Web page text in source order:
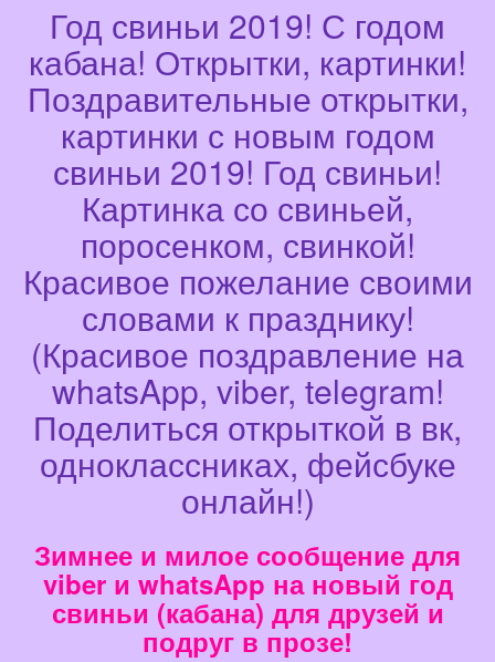
Год свиньи 2019! С годом
кабана! Открытки, картинки!
Поздравительные открытки,
картинки с новым годом
свиньи 2019! Год свиньи!
Картинка со свиньей,
поросенком, свинкой!
Красивое пожелание своими
словами к празднику!
(Красивое поздравление на
whatsApp, viber, telegram!
Поделиться открыткой в вк,
одноклассниках, фейсбуке
онлайн!)
Зимнее и милое сообщение для
viber и whatsApp на новый год
свиньи (кабана) для друзей и
подруг в прозе!